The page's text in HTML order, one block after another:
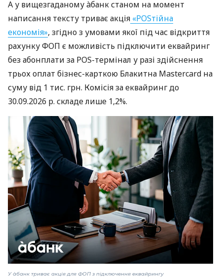
А у вищезгаданому àбанк станом на момент
написання тексту триває акція «POSтійна
економія», згідно з умовами якої під час відкриття
рахунку ФОП є можливість підключити еквайринг
без абонплати за POS-термінал у разі здійснення
трьох оплат бізнес-карткою Блакитна Mastercard на
суму від 1 тис. грн. Комісія за еквайринг до
30.09.2026 р. складе лише 1,2%.
У àбанк триває акція для ФОП з підключення еквайрингу